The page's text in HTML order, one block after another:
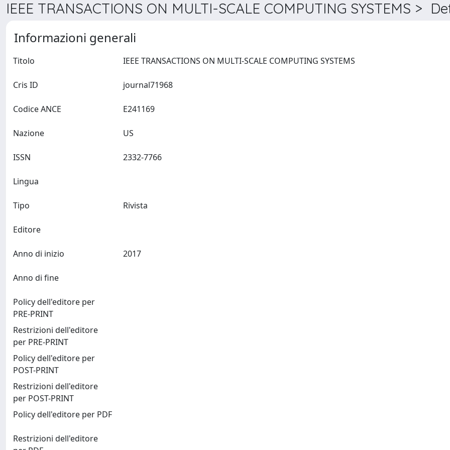
IEEE TRANSACTIONS ON MULTI-SCALE COMPUTING SYSTEMS >
Informazioni generali
Titolo
Cris ID
Codice ANCE
Nazione
ISSN
Lingua
Tipo Rivista
Editore
Anno di inizio
Anno di fine
Policy dell'editore per
PRE-PRINT
Restrizioni dell'editore
per PRE-PRINT
Policy dell'editore per
POST-PRINT
Restrizioni dell'editore
per POST-PRINT
Policy dell'editore per PDF
Restrizioni dell'editore